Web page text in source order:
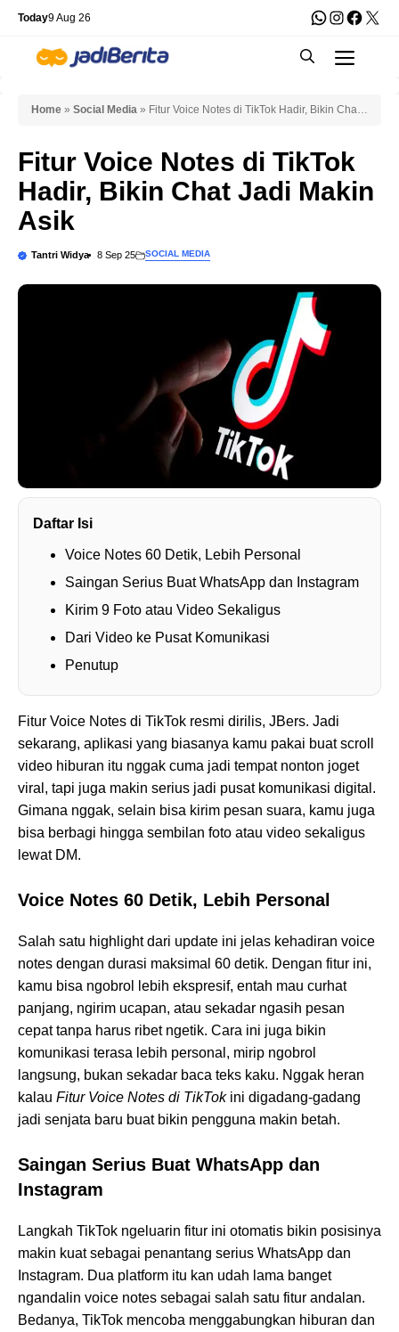
Skip
content
Today9 Aug 26 WhatsApp
X
Home » Social Media » Fitur Voice Notes di TikTok Hadir, Bikin Chat
Fitur Voice Notes di TikTok
Hadir, Bikin Chat Jadi Makin
Asik
Tantri Widya 8 Sep 25 SOCIAL MEDIA
Daftar Isi
Voice Notes 60 Detik, Lebih Personal
Saingan Serius Buat WhatsApp dan Instagram
Kirim 9 Foto atau Video Sekaligus
Dari Video ke Pusat Komunikasi
Penutup
Fitur Voice Notes di TikTok resmi dirilis, JBers. Jadi
sekarang, aplikasi yang biasanya kamu pakai buat scroll
video hiburan itu nggak cuma jadi tempat nonton joget
viral, tapi juga makin serius jadi pusat komunikasi digital.
Gimana nggak, selain bisa kirim pesan suara, kamu juga
bisa berbagi hingga sembilan foto atau video sekaligus
lewat DM.
Voice Notes 60 Detik, Lebih Personal
Salah satu highlight dari update ini jelas kehadiran voice
notes dengan durasi maksimal 60 detik. Dengan fitur ini,
kamu bisa ngobrol lebih ekspresif, entah mau curhat
panjang, ngirim ucapan, atau sekadar ngasih pesan
cepat tanpa harus ribet ngetik. Cara ini juga bikin
komunikasi terasa lebih personal, mirip ngobrol
langsung, bukan sekadar baca teks kaku. Nggak heran
kalau Fitur Voice Notes di TikTokini digadang-gadang
jadi senjata baru buat bikin pengguna makin betah.
Saingan Serius Buat WhatsApp dan
Instagram
Langkah TikTok ngeluarin fitur ini otomatis bikin posisinya
makin kuat sebagai penantang serius WhatsApp dan
Instagram. Dua platform itu kan udah lama banget
ngandalin voice notes sebagai salah satu fitur andalan.
Bedanya, TikTok mencoba menggabungkan hiburan dan